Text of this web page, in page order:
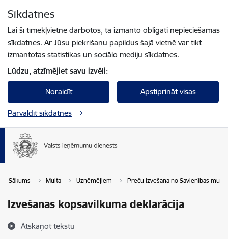
Sīkdatnes
Lai šī tīmekļvietne darbotos, tā izmanto obligāti nepieciešamās
sīkdatnes. Ar Jūsu piekrišanu papildus šajā vietnē var tikt
izmantotas statistikas un sociālo mediju sīkdatnes.
Lūdzu, atzīmējiet savu izvēli:
Noraidīt Apstiprināt visas
Pārvaldīt sīkdatnes
Sākums Muita Uzņēmējiem Preču izvešana no Savienības
Izvešanas kopsavilkuma deklarācija
Atskaņot tekstu